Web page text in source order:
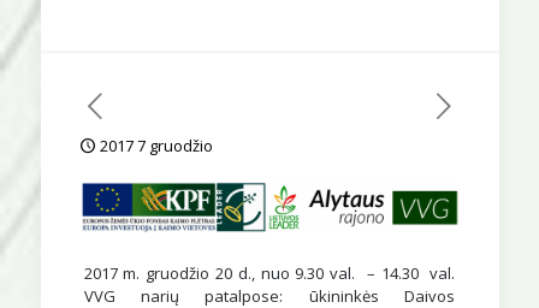
2017 7 gruodžio
2017 m. gruodžio 20 d., nuo 9.30 val. – 14.30 val.
VVG narių patalpose: ūkininkės Daivos